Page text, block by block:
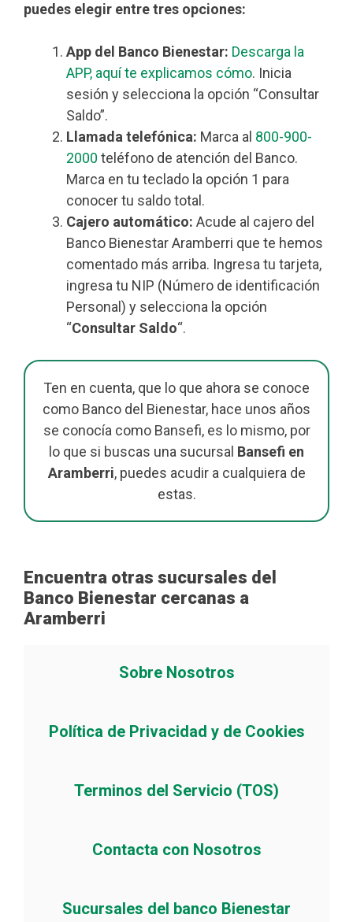
puedes elegir entre tres opciones:
App del Banco Bienestar: Descarga la
APP, aquí te explicamos cómo. Inicia
sesión y selecciona la opción “Consultar
Saldo”.
Llamada telefónica: Marca al 800-900-
2000 teléfono de atención del Banco.
Marca en tu teclado la opción 1 para
conocer tu saldo total.
Cajero automático: Acude al cajero del
Banco Bienestar Aramberri que te hemos
comentado más arriba. Ingresa tu tarjeta,
ingresa tu NIP (Número de identificación
Personal) y selecciona la opción
“Consultar Saldo“.
Ten en cuenta, que lo que ahora se conoce
como Banco del Bienestar, hace unos años
se conocía como Bansefi, es lo mismo, por
lo que si buscas una sucursal Bansefi en
Aramberri, puedes acudir a cualquiera de
estas.
Encuentra otras sucursales del
Banco Bienestar cercanas a
Aramberri
Sobre Nosotros
Política de Privacidad y de Cookies
Terminos del Servicio (TOS)
Contacta con Nosotros
Sucursales del banco Bienestar